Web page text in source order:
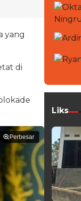
yang
di
Perbesar
Liks